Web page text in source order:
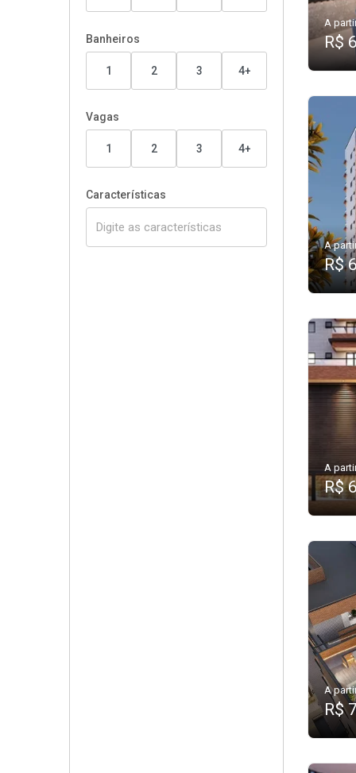
Banheiros
1 2 3 4+
Vagas
1 2 3 4+
Características
A
R$
A
R$
A
R$
A
R$